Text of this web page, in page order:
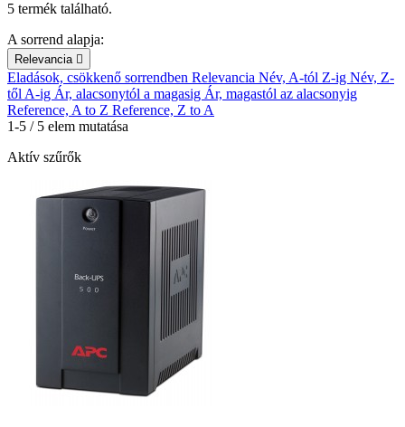
5 termék található.
A sorrend alapja:
Relevancia 
Eladások, csökkenő sorrendben Relevancia Név, A-tól Z-ig Név, Z-
től A-ig Ár, alacsonytól a magasig Ár, magastól az alacsonyig
Reference, A to Z Reference, Z to A
1-5 / 5 elem mutatása
Aktív szűrők